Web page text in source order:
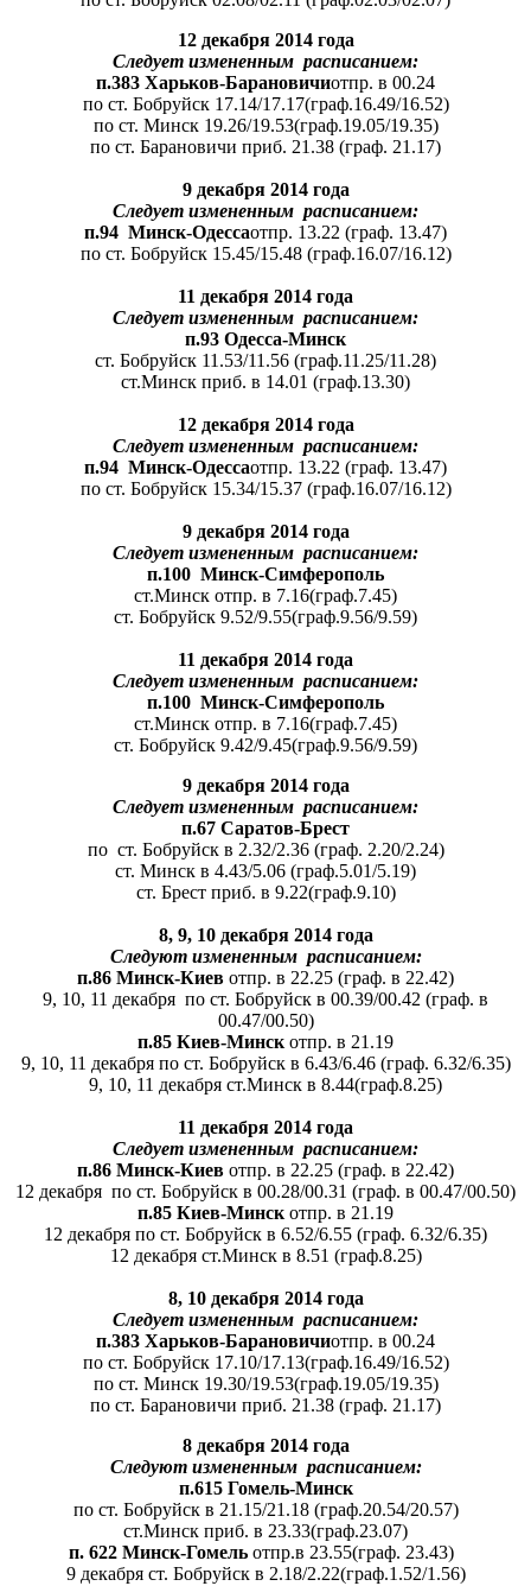
12декабря 2014 года
Следует измененным расписанием:
п.383 Харьков-Барановичиотпр. в 00.24
по ст. Бобруйск 17.14/17.17(граф.16.49/16.52)
по ст. Минск 19.26/19.53(граф.19.05/19.35)
по ст. Барановичи приб. 21.38 (граф. 21.17)
9 декабря 2014 года
Следует измененным расписанием:
п.94 Минск-Одессаотпр. 13.22 (граф. 13.47)
по ст. Бобруйск 15.45/15.48 (граф.16.07/16.12)
11 декабря 2014 года
Следует измененным расписанием:
п.93 Одесса-Минск
ст. Бобруйск 11.53/11.56 (граф.11.25/11.28)
ст.Минск приб. в 14.01 (граф.13.30)
12 декабря 2014 года
Следует измененным расписанием:
п.94 Минск-Одессаотпр. 13.22 (граф. 13.47)
по ст. Бобруйск 15.34/15.37 (граф.16.07/16.12)
9 декабря 2014 года
Следует измененным расписанием:
п.100 Минск-Симферополь
ст.Минск отпр. в 7.16(граф.7.45)
ст. Бобруйск 9.52/9.55(граф.9.56/9.59)
11 декабря 2014 года
Следует измененным расписанием:
п.100 Минск-Симферополь
ст.Минск отпр. в 7.16(граф.7.45)
ст. Бобруйск 9.42/9.45(граф.9.56/9.59)
9 декабря 2014 года
Следует измененным расписанием:
п.67 Саратов-Брест
по ст. Бобруйск в 2.32/2.36 (граф. 2.20/2.24)
ст. Минск в 4.43/5.06 (граф.5.01/5.19)
ст. Брест приб. в 9.22(граф.9.10)
8, 9, 10 декабря 2014 года
Следуют измененным расписанием:
п.86 Минск-Киев отпр. в 22.25 (граф. в 22.42)
9, 10, 11 декабря по ст. Бобруйск в 00.39/00.42 (граф. в
00.47/00.50)
п.85 Киев-Минск отпр. в 21.19
9, 10, 11 декабря по ст. Бобруйск в 6.43/6.46 (граф. 6.32/6.35)
9, 10, 11 декабря ст.Минск в 8.44(граф.8.25)
11 декабря 2014 года
Следует измененным расписанием:
п.86 Минск-Киев отпр. в 22.25 (граф. в 22.42)
12 декабря по ст. Бобруйск в 00.28/00.31 (граф. в 00.47/00.50)
п.85 Киев-Минск отпр. в 21.19
12 декабря по ст. Бобруйск в 6.52/6.55 (граф. 6.32/6.35)
12 декабря ст.Минск в 8.51 (граф.8.25)
8, 10декабря 2014 года
Следует измененным расписанием:
п.383 Харьков-Барановичиотпр. в 00.24
по ст. Бобруйск 17.10/17.13(граф.16.49/16.52)
по ст. Минск 19.30/19.53(граф.19.05/19.35)
по ст. Барановичи приб. 21.38 (граф. 21.17)
8 декабря 2014 года
Следуют измененным расписанием:
п.615 Гомель-Минск
по ст. Бобруйск в 21.15/21.18 (граф.20.54/20.57)
ст.Минск приб. в 23.33(граф.23.07)
п. 622 Минск-Гомель отпр.в 23.55(граф. 23.43)
9 декабря ст. Бобруйск в 2.18/2.22(граф.1.52/1.56)